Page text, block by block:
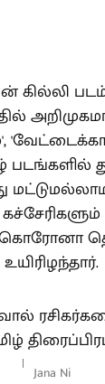
கில்லி
படங்களில்
Jana Ni